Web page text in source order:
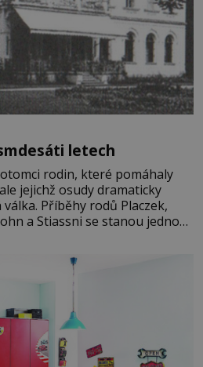
letech
rodin, které pomáhaly
jejichž osudy dramaticky
Příběhy rodů Placzek,
a Stiassni se stanou jednou
si člověk pamatuje z rodinných